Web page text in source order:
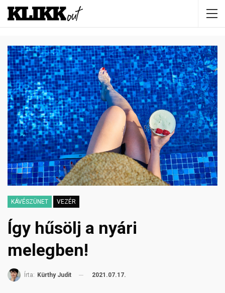
KÁVÉSZÜNET VEZÉR
Így hűsölj a nyári
melegben!
Írta: Kürthy Judit 2021.07.17.